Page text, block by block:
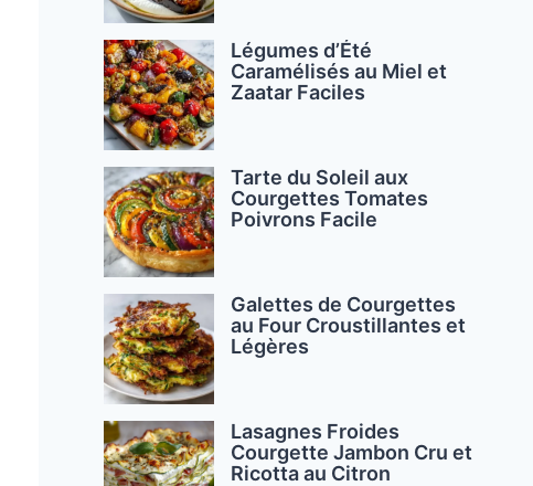
Légumes d’Été
Caramélisés au Miel et
Zaatar Faciles
Tarte du Soleil aux
Courgettes Tomates
Poivrons Facile
Galettes de Courgettes
au Four Croustillantes et
Légères
Lasagnes Froides
Courgette Jambon Cru et
Ricotta au Citron